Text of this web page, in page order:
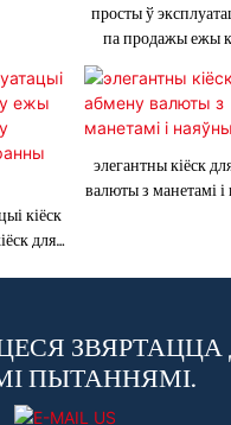
просты ў
па продажы ежы
продажы сняданкаў
кіёск1
кіёск
для
элегантны кіёск
валюты з манетамі і
ЗВЯРТАЦЦА
ПЫТАННЯМІ.